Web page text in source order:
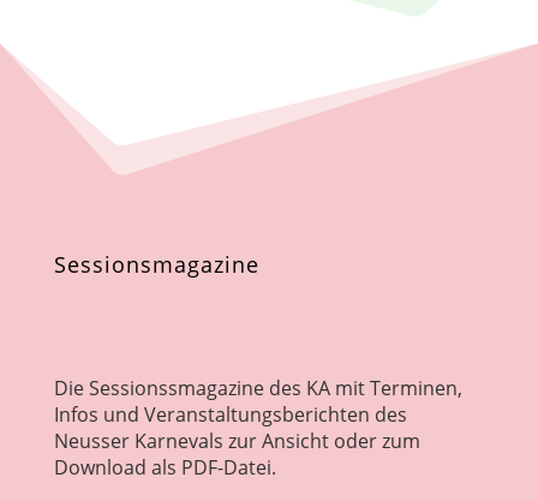
Sessionsmagazine
Die Sessionssmagazine des KA mit Terminen,
Infos und Veranstaltungsberichten des
Neusser Karnevals zur Ansicht oder zum
Download als PDF-Datei.